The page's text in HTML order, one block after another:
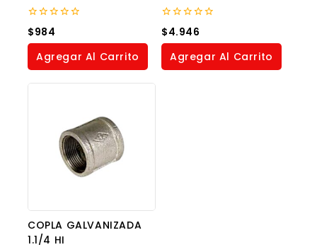
0
out
of
$984
Agregar Al Carrito
0
out
of
$4.946
Agregar Al Carrito
COPLA GALVANIZADA
1.1/4 HI